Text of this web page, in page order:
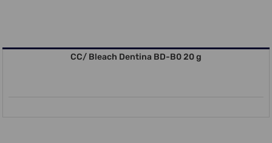
CC/ Bleach Dentina BD-B0 20 g